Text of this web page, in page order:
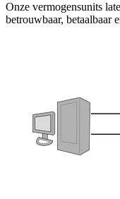
Onze vermogensunits
betrouwbaar, betaalbaar